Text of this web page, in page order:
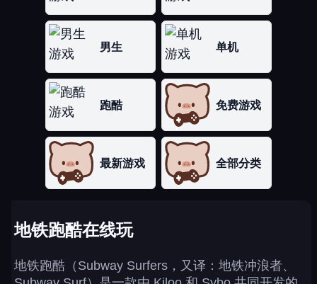
男生 单机
跑酷 免费游戏
最新游戏 全部分类
地铁跑酷在线玩
地铁跑酷（Subway Surfers，又译：地铁冲浪者、